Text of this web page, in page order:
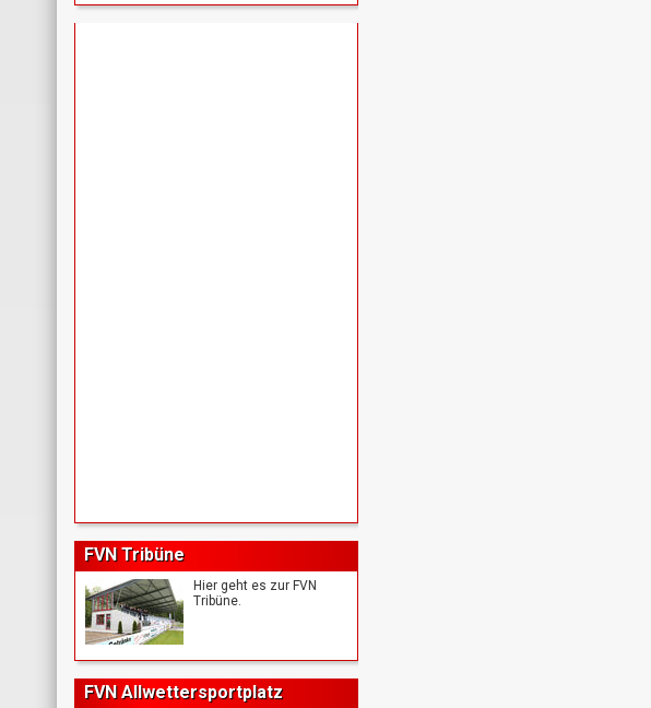
FVN Tribüne
Hier geht es zur FVN
Tribüne.
FVN Allwettersportplatz